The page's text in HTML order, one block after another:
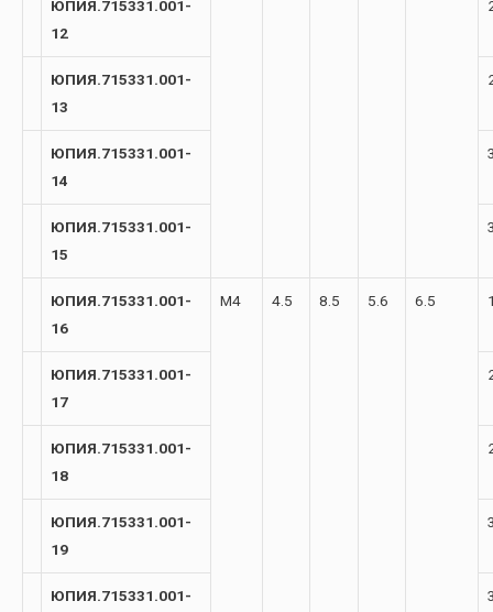
ЮПИЯ.715331.001-
12
ЮПИЯ.715331.001-
13
ЮПИЯ.715331.001-
14
ЮПИЯ.715331.001-
15
ЮПИЯ.715331.001-
16
М4 4.5 8.5 5.6 6.5
ЮПИЯ.715331.001-
17
ЮПИЯ.715331.001-
18
ЮПИЯ.715331.001-
19
ЮПИЯ.715331.001-